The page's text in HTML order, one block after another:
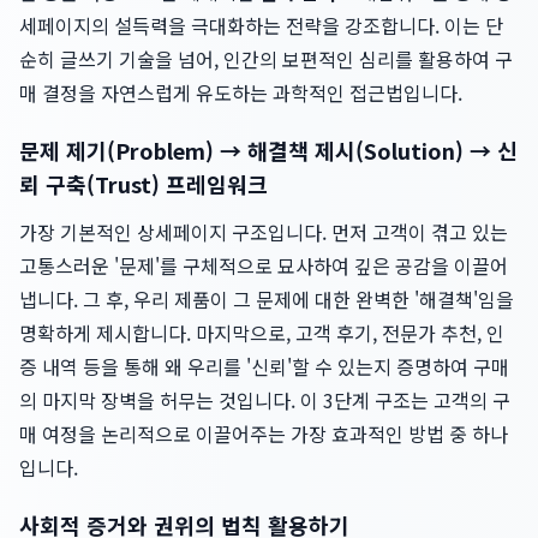
세페이지의 설득력을 극대화하는 전략을 강조합니다. 이는 단
순히 글쓰기 기술을 넘어, 인간의 보편적인 심리를 활용하여 구
매 결정을 자연스럽게 유도하는 과학적인 접근법입니다.
문제 제기(Problem) → 해결책 제시(Solution) → 신
뢰 구축(Trust) 프레임워크
가장 기본적인 상세페이지 구조입니다. 먼저 고객이 겪고 있는
고통스러운 '문제'를 구체적으로 묘사하여 깊은 공감을 이끌어
냅니다. 그 후, 우리 제품이 그 문제에 대한 완벽한 '해결책'임을
명확하게 제시합니다. 마지막으로, 고객 후기, 전문가 추천, 인
증 내역 등을 통해 왜 우리를 '신뢰'할 수 있는지 증명하여 구매
의 마지막 장벽을 허무는 것입니다. 이 3단계 구조는 고객의 구
매 여정을 논리적으로 이끌어주는 가장 효과적인 방법 중 하나
입니다.
사회적 증거와 권위의 법칙 활용하기